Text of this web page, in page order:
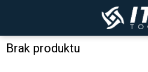
Brak produktu